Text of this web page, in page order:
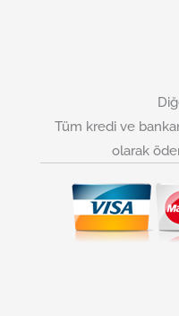
Tüm kredi ve
olarak